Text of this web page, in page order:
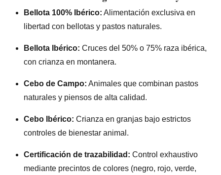
Bellota 100% Ibérico: Alimentación exclusiva en
libertad con bellotas y pastos naturales.
Bellota Ibérico: Cruces del 50% o 75% raza ibérica,
con crianza en montanera.
Cebo de Campo: Animales que combinan pastos
naturales y piensos de alta calidad.
Cebo Ibérico: Crianza en granjas bajo estrictos
controles de bienestar animal.
Certificación de trazabilidad: Control exhaustivo
mediante precintos de colores (negro, rojo, verde,